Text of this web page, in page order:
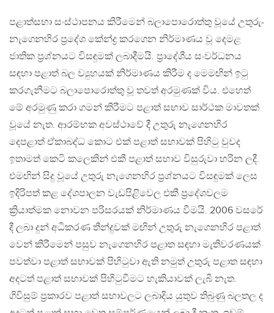
පළාත්සභා සංස්ථාපනය කිරීමෙන් බලාපොරොත්තු වූයේ උතුරු-
නැගෙනහිර ප්‍රදේශ කේන්ද්‍ර කරගෙන නිර්මාණය වූ දෙමළ
ජාතික ප්‍රශ්නයට විසඳුමක් ලබාදීමයි. ප්‍රාදේශීය සංවර්ධනය
සඳහා පළාත් බල ව්‍යුහයක් නිර්මාණය කිරීම ද මෙමඟින් ඉටු
කරගැනීමට බලාපොරොත්තු වූ තවත් අරමුණක් විය. එහෙත්
මේ අරමුණු කරා ගමන් කිරීමට පළාත් සභාව සාර්ථක මාවතක්
වූයේ නැත. ආරම්භක අවස්ථාවේ දී උතුරු නැගෙනහිර
දෙපළාත් ඒකාබද්ධ කොට එක් පළාත් සභාවක් පිහිටු වුවද
ඉතාමත් කෙටි කලෙකින් එකී පළාත් සභාව විසුරුවා හරින ලදී.
එමඟින් සිදු වූයේ උතුරු නැගෙනහිර ප්‍රශ්නයට විසඳුමක් ලෙස
ඉදිරිපත් කළ දේශපාලන වැඩපිළිවෙල එකී ප්‍රදේශවලම
ක්‍රියාත්මක නොවන පරිසරයක් නිර්මාණය වීමයි. 2006 වසරේ
දී ලබා දුන් අධිකරණ තීන්දුවක් මඟින් උතුරු නැගෙනහිර පළාත්
වෙන් කිරීමෙන් පසුව නැගෙනහිර පළාත සඳහා මැතිවරණයක්
පවත්වා පළාත් සභාවක් පිහිටුවා ඇති නමුත් උතුරු පළාත සඳහා
අදටත් පළාත් සභාවක් පිහිටුවීමට හැකියාවක් ලැබී නැත.
ගිවිසුම් ප්‍රකාරව පළාත් සභාවලට ලබාදිය යුතුව තිබුණු බලතල ද